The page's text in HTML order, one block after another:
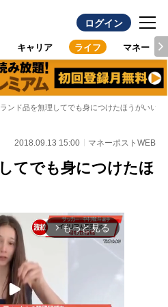
ログイン
キャリア ライフ マネー
ンド品を無理してでも身につけたほうがいい国
2018.09.13 15:00 マネーポストWEB
てでも身につけたほ
arrow_forward_ios もっと見る